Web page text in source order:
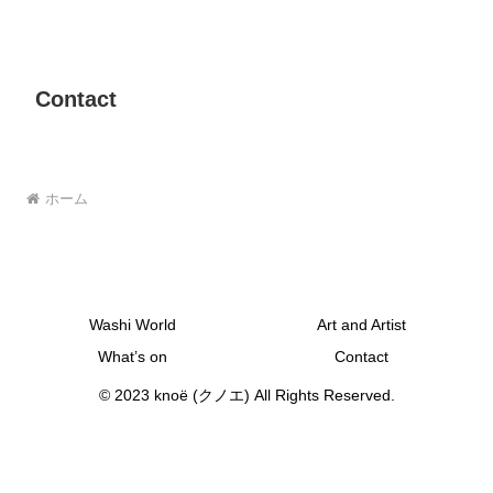
Contact
ホーム
Washi World
Art and Artist
What’s on
Contact
© 2023 knoё (クノエ) All Rights Reserved.